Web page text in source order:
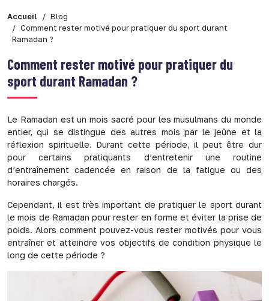
Accueil
Blog
Comment rester motivé pour pratiquer du sport durant
Ramadan ?
Comment rester motivé pour pratiquer du
sport durant Ramadan ?
Le Ramadan est un mois sacré pour les musulmans du monde
entier, qui se distingue des autres mois par le jeûne et la
réflexion spirituelle. Durant cette période, il peut être dur
pour certains pratiquants d’entretenir une routine
d’entraînement cadencée en raison de la fatigue ou des
horaires chargés.
Cependant, il est très important de pratiquer le sport durant
le mois de Ramadan pour rester en forme et éviter la prise de
poids. Alors comment pouvez-vous rester motivés pour vous
entraîner et atteindre vos objectifs de condition physique le
long de cette période ?